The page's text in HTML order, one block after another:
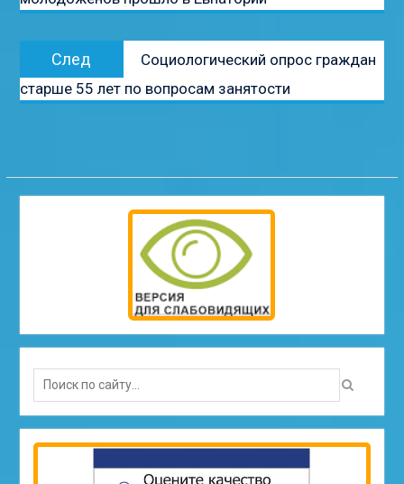
записям
След
Следующая
запись:
Cоциологический опрос граждан
старше 55 лет по вопросам занятости
Search
for: